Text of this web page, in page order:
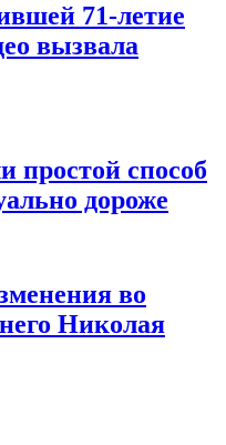
71-летие
вызвала
простой способ
дороже
во
Николая